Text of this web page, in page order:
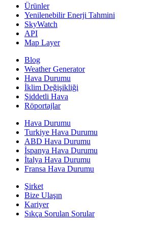
Ürünler
Yenilenebilir Enerji Tahmini
SkyWatch
API
Map Layer
Blog
Weather Generator
Hava Durumu
İklim Değişikliği
Şiddetli Hava
Röportajlar
Hava Durumu
Turkiye Hava Durumu
ABD Hava Durumu
İspanya Hava Durumu
İtalya Hava Durumu
Fransa Hava Durumu
Şirket
Bize Ulaşın
Kariyer
Sıkça Sorulan Sorular